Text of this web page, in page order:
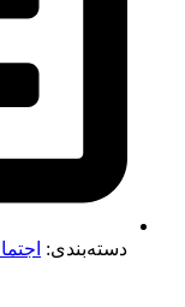
دسته‌بندی: اجتماعی